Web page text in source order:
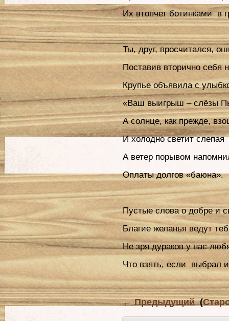
Их втопчет ботинками в
Ты, друг, просчитался,
Поставив вторично себя
Крупье объявила с
«Ваш выигрыш – слёзы
А солнце, как прежде,
И холодно светит слепая
А ветер порывом
Оплаты долгов «баюна».
Пустые слова о добре и
Благие желанья ведут
Не зря дураков у нас
Что взять, если выбрал
←Предыдущий(